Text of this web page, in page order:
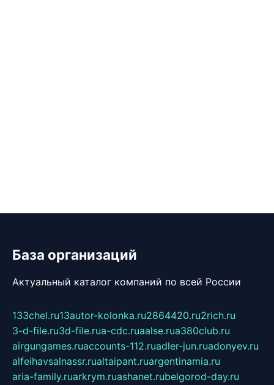
База организаций
Актуальный каталог компаний по всей России
133chel.ru13autor-kolonka.ru2864420.ru2rich.ru
3-d-file.ru3d-file.rua-cdc.ruaalse.rua380club.ru
airgungames.ruaccounts-112.ruadler-jun.ruadonyev.ru
alfeihavsalnassr.rualtaipant.ruargentinamia.ru
aria-family.ruarkrym.ruashanet.rubelgorod-day.ru